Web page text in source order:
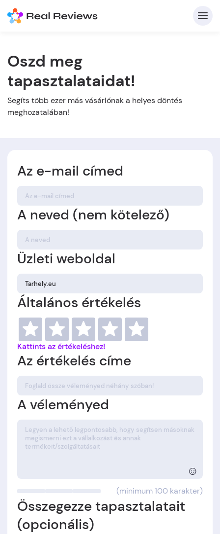
Oszd meg
tapasztalataidat!
Segíts több ezer más vásárlónak a helyes döntés
meghozatalában!
Az e-mail címed
A neved (nem kötelező)
Üzleti weboldal
Általános értékelés
Kattints az értékeléshez!
Az értékelés címe
A véleményed
☺
(minimum 100 karakter)
Összegezze tapasztalatait
(opcionális)